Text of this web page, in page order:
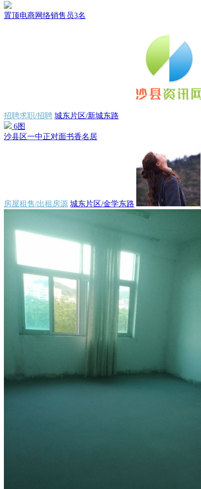
置顶电商网络销售员3名
招聘求职/招聘 城东片区/新城东路
6图
沙县区一中正对面书香名居
房屋租售/出租房源 城东片区/金学东路